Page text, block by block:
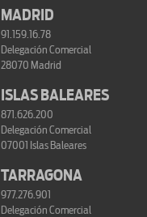
MADRID
91.159.16.78
Delegación Comercial
28070 Madrid
ISLAS BALEARES
871.626.200
Delegación Comercial
07001 Islas Baleares
TARRAGONA
977.276.901
Delegación Comercial